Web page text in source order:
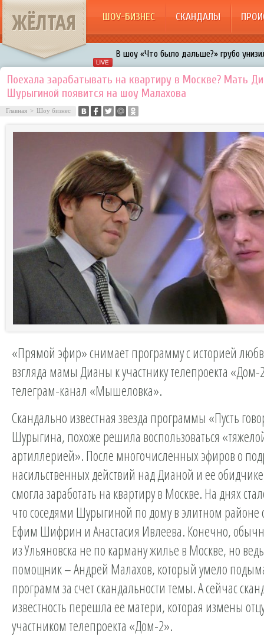
ЖЁЛТАЯ ШОУ-БИЗНЕС СКАНДАЛЫ
В шоу «Что было дальше?» грубо
Авербух зарождает в Бузовой новый
«Мужик на 200%»: Тарзан признался,
воровками
Галкин променял Дроботенко на
Расстались Энрике Иглесиас и Анна
Поехала зарабатывать на квартиру в Москве? Мать
Шурыгиной появится на шоу Малахова
Главная > Шоу бизнес
«Прямой эфир» снимает программу с историей
взгляда мамы Дианы к участнику телепроекта «Дом-
телеграм-канал «Мышеловка».
Скандально известная звезда программы «Пусть
Шурыгина, похоже решила воспользоваться
артиллерией». После многочисленных эфиров о
насильственных действий над Дианой и ее
смогла заработать на квартиру в Москве. На днях
что соседями Шурыгиной по дому в элитном районе
Ефим Шифрин и Анастасия Ивлеева. Конечно,
из Ульяновска не по карману жилье в Москве, но ведь
помощник – Андрей Малахов, который умело
программ за счет скандальности темы. А сейчас
известность перешла ее матери, которая измены
участником телепроекта «Дом-2».